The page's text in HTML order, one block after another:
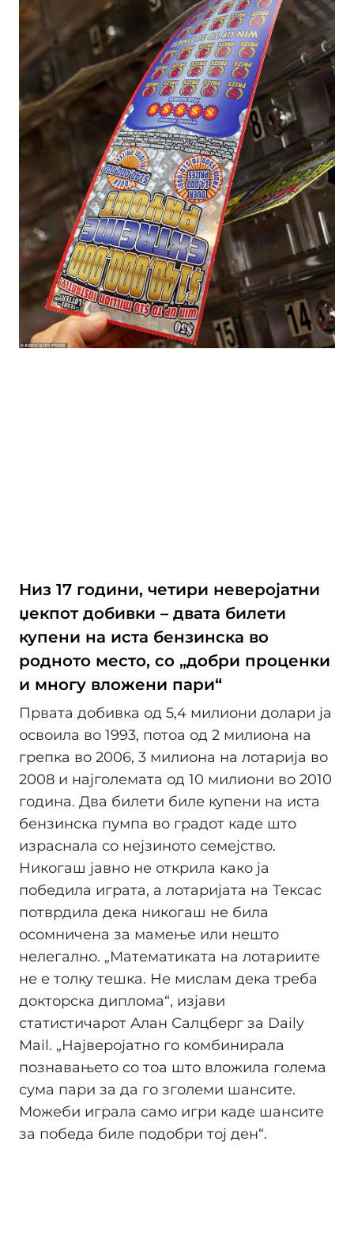
Низ 17 години, четири неверојатни
џекпот добивки – двата билети
купени на иста бензинска во
родното место, со „добри проценки
и многу вложени пари“
Првата добивка од 5,4 милиони долари ја
освоила во 1993, потоа од 2 милиона на
грепка во 2006, 3 милиона на лотарија во
2008 и најголемата од 10 милиони во 2010
година. Два билети биле купени на иста
бензинска пумпа во градот каде што
израснала со нејзиното семејство.
Никогаш јавно не открила како ја
победила играта, а лотаријата на Тексас
потврдила дека никогаш не била
осомничена за мамење или нешто
нелегално. „Математиката на лотариите
не е толку тешка. Не мислам дека треба
докторска диплома“, изјави
статистичарот Алан Салцберг за Daily
Mail. „Најверојатно го комбинирала
познавањето со тоа што вложила голема
сума пари за да го зголеми шансите.
Можеби играла само игри каде шансите
за победа биле подобри тој ден“.